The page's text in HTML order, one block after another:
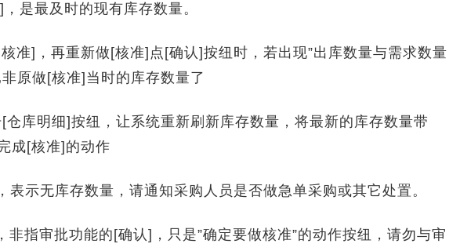
最及时的现有库存数量。
]，再重新做[核准]点[确认]按纽时，若出现”出库数量与需求数量
原做[核准]当时的库存数量了
明细]按纽，让系统重新刷新库存数量，将最新的库存数量带
成[核准]的动作
无库存数量，请通知采购人员是否做急单采购或其它处置。
审批功能的[确认]，只是”确定要做核准”的动作按纽，请勿与审